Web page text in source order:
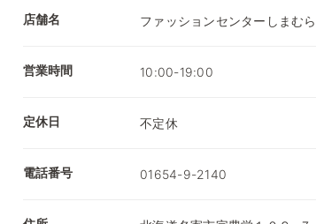
店舗名 ファッションセンターしまむ
営業時間 10:00-19:00
定休日 不定休
電話番号 01654-9-2140